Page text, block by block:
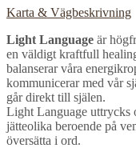
Karta & Vägbeskrivning
Light Language är
en väldigt kraftfull
balanserar våra
kommunicerar med vår
går direkt till själen.
Light Language uttrycks
jätteolika beroende på
översätta i ord.